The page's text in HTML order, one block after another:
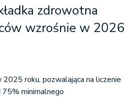
zdrowotna
wzrośnie w 2026
roku, pozwalająca na liczenie
minimalnego